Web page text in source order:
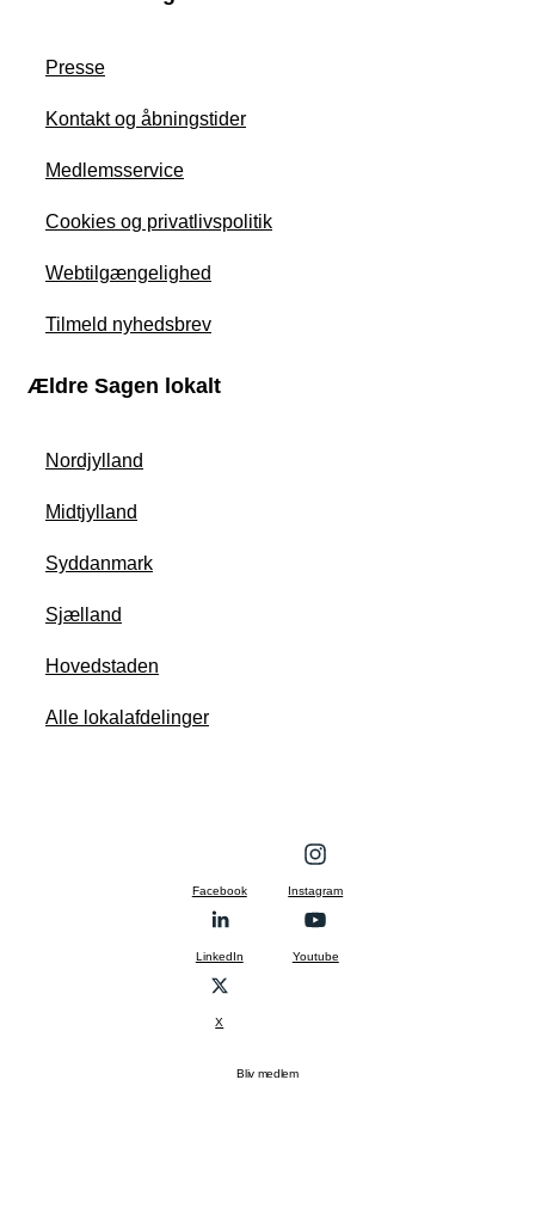
Presse
Kontakt og åbningstider
Medlemsservice
Cookies og privatlivspolitik
Webtilgængelighed
Tilmeld nyhedsbrev
Ældre Sagen lokalt
Nordjylland
Midtjylland
Syddanmark
Sjælland
Hovedstaden
Alle lokalafdelinger
Facebook Instagram
LinkedIn Youtube
X
Bliv medlem